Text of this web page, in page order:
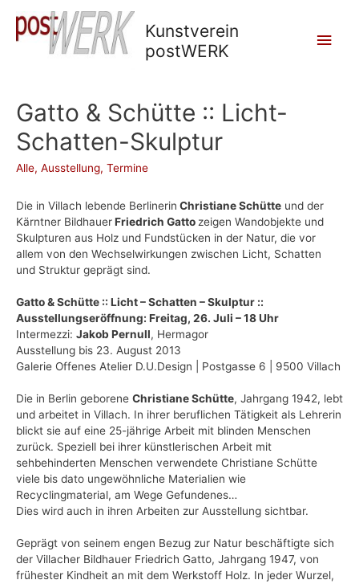
Kunstverein
postWERK
Main
Gatto & Schütte :: Licht-
Schatten-Skulptur
Alle, Ausstellung, Termine
Die in Villach lebende Berlinerin Christiane Schütte und der
Kärntner BildhauerFriedrich Gatto zeigen Wandobjekte und
Skulpturen aus Holz und Fundstücken in der Natur, die vor
allem von den Wechselwirkungen zwischen Licht, Schatten
und Struktur geprägt sind.
Gatto & Schütte :: Licht – Schatten – Skulptur ::
Ausstellungseröffnung: Freitag, 26. Juli – 18 Uhr
Intermezzi: Jakob Pernull, Hermagor
Ausstellung bis 23. August 2013
Galerie Offenes Atelier D.U.Design | Postgasse 6 | 9500 Villach
Die in Berlin geborene Christiane Schütte, Jahrgang 1942, lebt
und arbeitet in Villach. In ihrer beruflichen Tätigkeit als Lehrerin
blickt sie auf eine 25-jährige Arbeit mit blinden Menschen
zurück. Speziell bei ihrer künstlerischen Arbeit mit
sehbehinderten Menschen verwendete Christiane Schütte
viele bis dato ungewöhnliche Materialien wie
Recyclingmaterial, am Wege Gefundenes…
Dies wird auch in ihren Arbeiten zur Ausstellung sichtbar.
Geprägt von seinem engen Bezug zur Natur beschäftigte sich
der Villacher Bildhauer Friedrich Gatto, Jahrgang 1947, von
frühester Kindheit an mit dem Werkstoff Holz. In jeder Wurzel,